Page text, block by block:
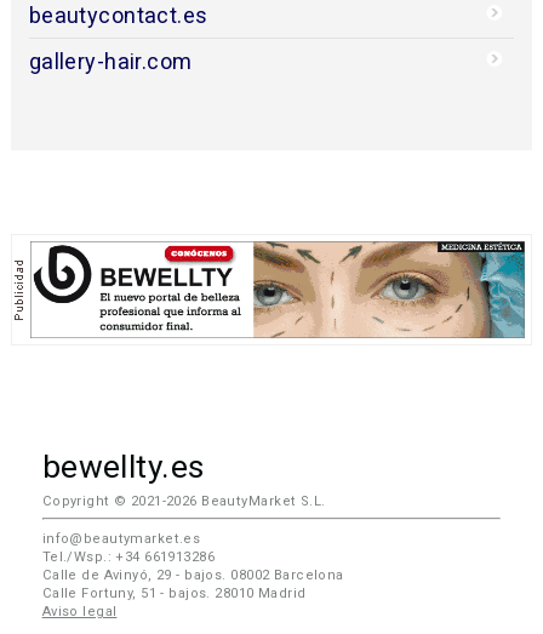
beautycontact.es
gallery-hair.com
bewellty.es
Copyright © 2021-2026 BeautyMarket S.L.
info@beautymarket.es
Tel./Wsp.: +34 661913286
Calle de Avinyó, 29 - bajos. 08002 Barcelona
Calle Fortuny, 51 - bajos. 28010 Madrid
Aviso legal